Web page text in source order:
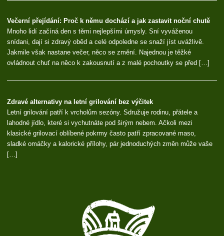
Večerní přejídání: Proč k němu dochází a jak zastavit noční chutě
Mnoho lidí začíná den s těmi nejlepšími úmysly. Sní vyváženou
snídani, dají si zdravý oběd a celé odpoledne se snaží jíst uvážlivě.
Jakmile však nastane večer, něco se změní. Najednou je těžké
ovládnout chuť na něco k zakousnutí a z malé pochoutky se před […]
Zdravé alternativy na letní grilování bez výčitek
Letní grilování patří k vrcholům sezóny. Sdružuje rodinu, přátele a
lahodné jídlo, které si vychutnáte pod širým nebem. Ačkoli mezi
klasické grilovací oblíbené pokrmy často patří zpracované maso,
sladké omáčky a kalorické přílohy, pár jednoduchých změn může vaše
[…]